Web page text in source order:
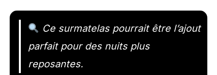
Ce surmatelas pourrait être l’ajout
parfait pour des nuits plus
reposantes.